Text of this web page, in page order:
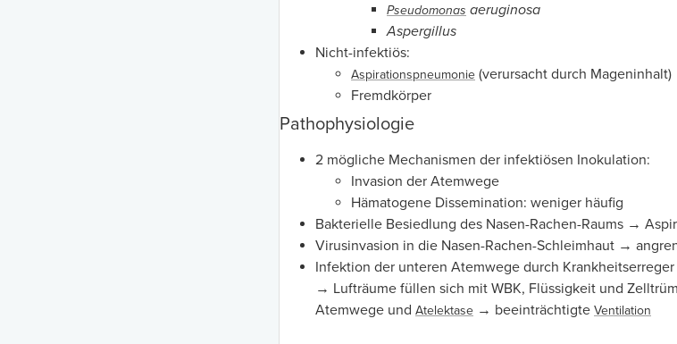
Pseudomonas aeruginosa
Aspergillus
Nicht-infektiös:
Aspirationspneumonie (verursacht durch Mageninhalt)
Fremdkörper
Pathophysiologie
2 mögliche Mechanismen der infektiösen Inokulation:
Invasion der Atemwege
Hämatogene Dissemination: weniger häufig
Bakterielle Besiedlung des Nasen-Rachen-Raums →
Virusinvasion in die Nasen-Rachen-Schleimhaut →
Infektion der unteren Atemwege durch
→ Lufträume füllen sich mit WBK, Flüssigkeit und
Atemwege und Atelektase → beeinträchtigte Ventilation